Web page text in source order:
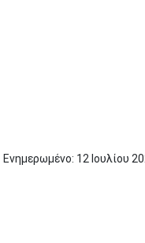
Ενημερωμένο: 12 Ιουλίου